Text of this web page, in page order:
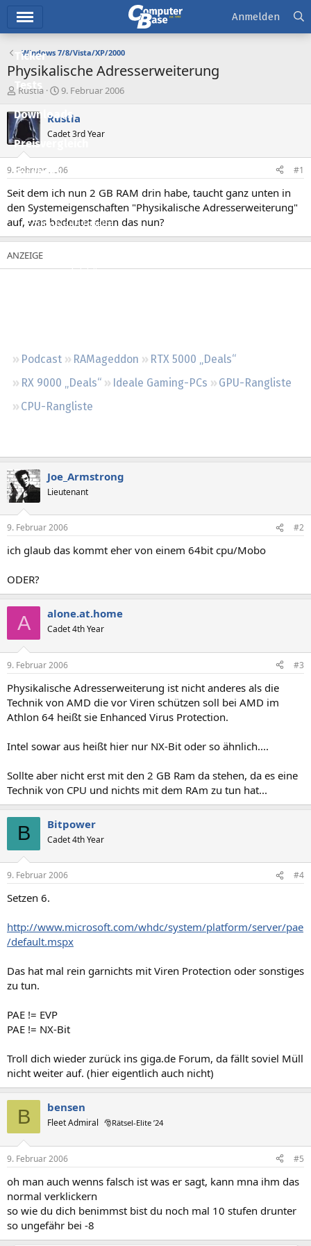
Ticker
Tests
Downloads
Preisvergleich
Forum
Aktuelles
Empfohlene Inhalte
Neueste Aktivitäten
Podcast RAMageddon
RTX 5000 „Deals“
RX 9000 „Deals“
Ideale Gaming-PCs
GPU-Rangliste
CPU-Rangliste
Anmelden
Windows 7/8/Vista/XP/2000
Physikalische Adresserweiterung
E
s
t
e
l
e
r
Rustla
E
s
t
e
l
t
a
9. Februar 2006
Rustla
Cadet 3rd Year
9. Februar 2006 #1
Seit dem ich nun 2 GB RAM drin habe, taucht ganz unten in
den Systemeigenschaften "Physikalische Adresserweiterung"
auf, was bedeutet denn das nun?
Joe_Armstrong
Lieutenant
9. Februar 2006 #2
ich glaub das kommt eher von einem 64bit cpu/Mobo
ODER?
A alone.at.home
Cadet 4th Year
9. Februar 2006 #3
Physikalische Adresserweiterung ist nicht anderes als die
Technik von AMD die vor Viren schützen soll bei AMD im
Athlon 64 heißt sie Enhanced Virus Protection.
Intel sowar aus heißt hier nur NX-Bit oder so ähnlich....
Sollte aber nicht erst mit den 2 GB Ram da stehen, da es eine
Technik von CPU und nichts mit dem RAm zu tun hat...
B Bitpower
Cadet 4th Year
9. Februar 2006 #4
Setzen 6.
http://www.microsoft.com/whdc/system/platform/server/pae
/default.mspx
Das hat mal rein garnichts mit Viren Protection oder sonstiges
zu tun.
PAE != EVP
PAE != NX-Bit
Troll dich wieder zurück ins giga.de Forum, da fällt soviel Müll
nicht weiter auf. (hier eigentlich auch nicht)
B bensen
Fleet Admiral 🎅Rätsel-Elite ’24
9. Februar 2006 #5
oh man auch wenns falsch ist was er sagt, kann mna ihm das
normal verklickern
so wie du dich benimmst bist du noch mal 10 stufen drunter
so ungefähr bei -8